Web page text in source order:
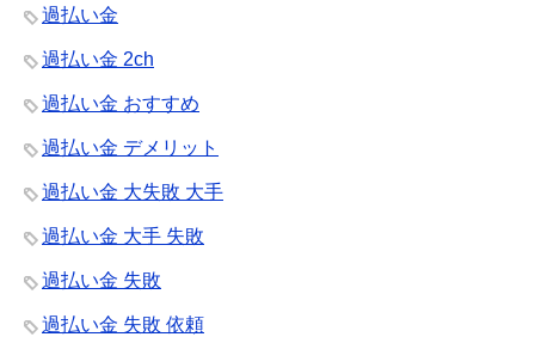
過払い金
過払い金 2ch
過払い金 おすすめ
過払い金 デメリット
過払い金 大失敗 大手
過払い金 大手 失敗
過払い金 失敗
過払い金 失敗 依頼